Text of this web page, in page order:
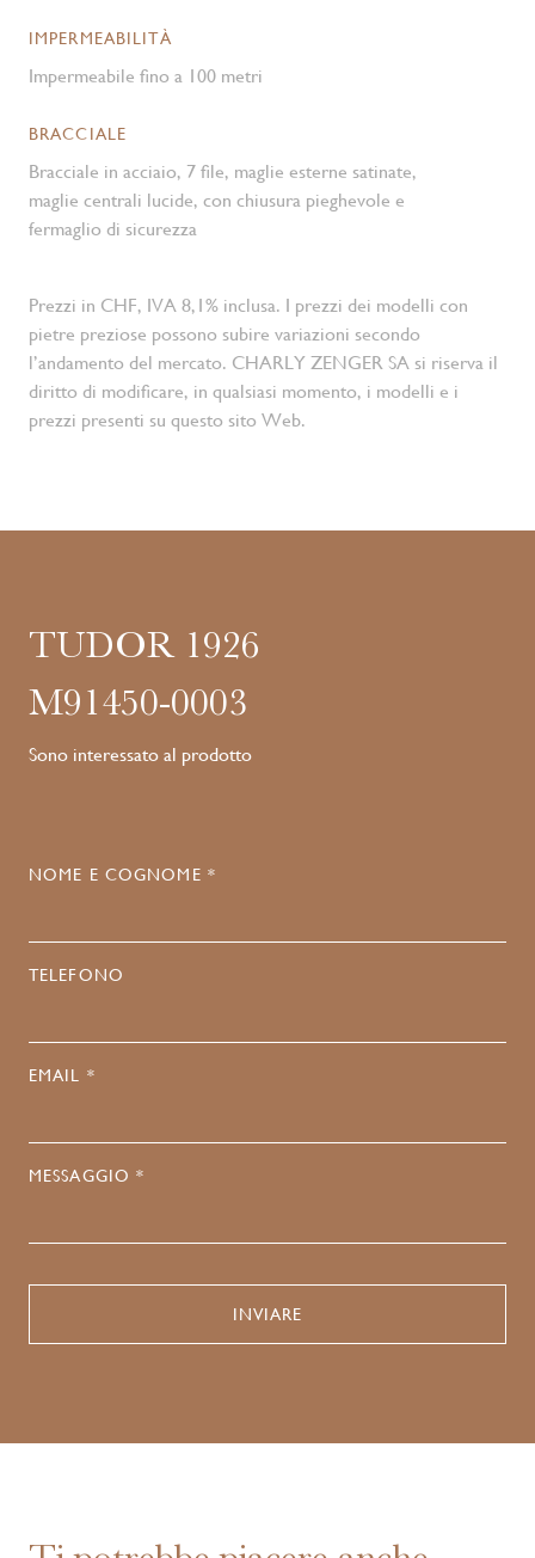
IMPERMEABILITÀ
Impermeabile fino a 100 metri
BRACCIALE
Bracciale in acciaio, 7 file, maglie esterne satinate,
maglie centrali lucide, con chiusura pieghevole e
fermaglio di sicurezza
Prezzi in CHF, IVA 8,1% inclusa. I prezzi dei modelli con
pietre preziose possono subire variazioni secondo
l’andamento del mercato. CHARLY ZENGER SA si riserva il
diritto di modificare, in qualsiasi momento, i modelli e i
prezzi presenti su questo sito Web.
TUDOR 1926
M91450-0003
Sono interessato al prodotto
NOME E COGNOME *
TELEFONO
EMAIL *
MESSAGGIO *